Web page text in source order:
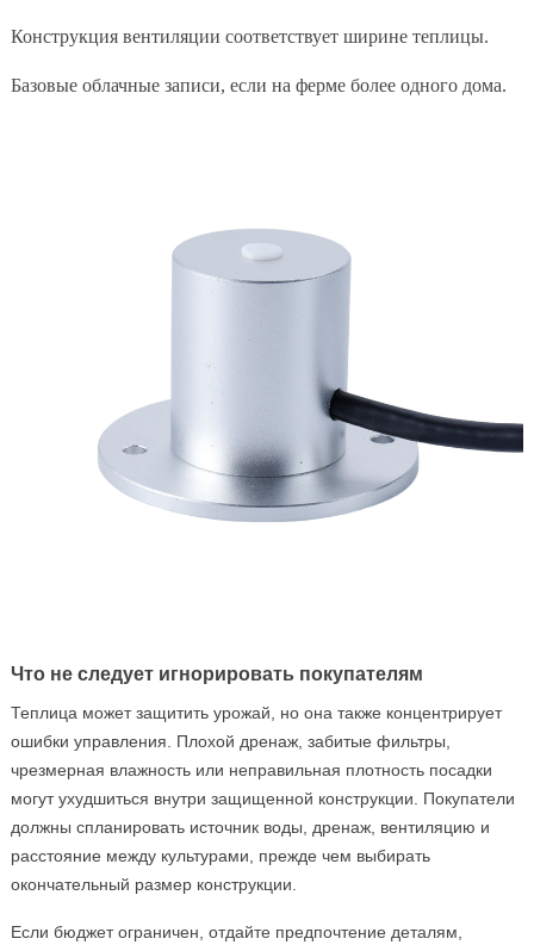
Конструкция вентиляции соответствует ширине теплицы.
Базовые облачные записи, если на ферме более одного дома.
Что не следует игнорировать покупателям
Теплица может защитить урожай, но она также концентрирует
ошибки управления. Плохой дренаж, забитые фильтры,
чрезмерная влажность или неправильная плотность посадки
могут ухудшиться внутри защищенной конструкции. Покупатели
должны спланировать источник воды, дренаж, вентиляцию и
расстояние между культурами, прежде чем выбирать
окончательный размер конструкции.
Если бюджет ограничен, отдайте предпочтение деталям,